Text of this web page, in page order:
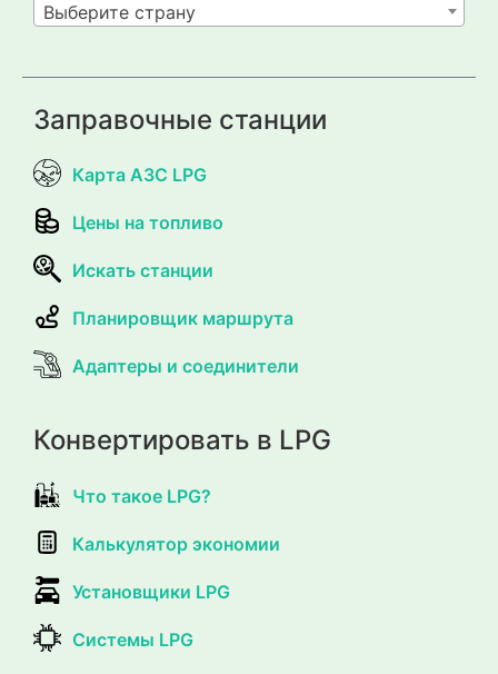
Выберите страну
Заправочные станции
Карта АЗС LPG
Цены на топливо
Искать станции
Планировщик маршрута
Адаптеры и соединители
Конвертировать в LPG
Что такое LPG?
Калькулятор экономии
Установщики LPG
Системы LPG